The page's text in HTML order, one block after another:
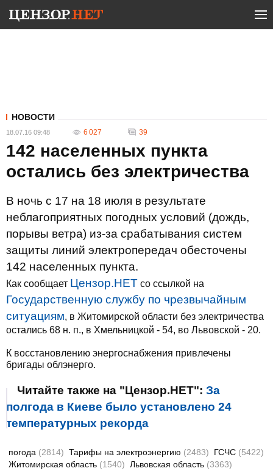
НОВОСТИ
18.07.16 09:48 6 027 39
142 населенных пункта
остались без электричества
В ночь с 17 на 18 июля в результате
неблагоприятных погодных условий (дождь,
порывы ветра) из-за срабатывания систем
защиты линий электропередач обесточены
142 населенных пункта.
Как сообщает Цензор.НЕТ со ссылкой на
Государственную службу по чрезвычайным
ситуациям, в Житомирской области без электричества
остались 68 н. п., в Хмельницкой - 54, во Львовской - 20.
К восстановлению энергоснабжения привлечены
бригады облэнерго.
Читайте также на "Цензор.НЕТ": За
полгода в Киеве было установлено 24
температурных рекорда
погода (2814) Тарифы на электроэнергию (2483) ГСЧС (5422)
Житомирская область (1540) Львовская область (3363)